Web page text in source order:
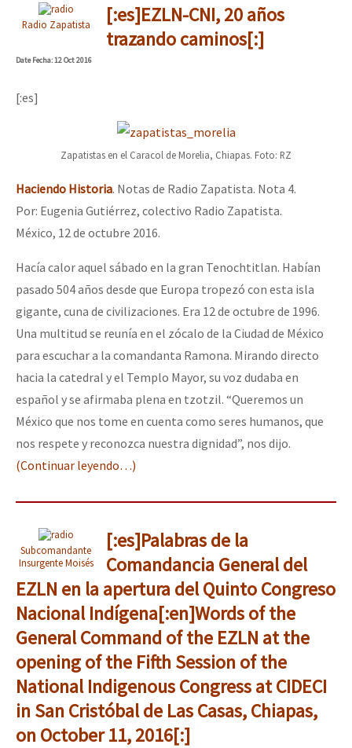
Radio Zapatista
[:es]EZLN-CNI, 20 años
trazando caminos[:]
DateFecha: 12 Oct 2016
[:es]
Zapatistas en el Caracol de Morelia, Chiapas. Foto: RZ
Haciendo Historia. Notas de Radio Zapatista. Nota 4.
Por: Eugenia Gutiérrez, colectivo Radio Zapatista.
México, 12 de octubre 2016.
Hacía calor aquel sábado en la gran Tenochtitlan. Habían
pasado 504 años desde que Europa tropezó con esta isla
gigante, cuna de civilizaciones. Era 12 de octubre de 1996.
Una multitud se reunía en el zócalo de la Ciudad de México
para escuchar a la comandanta Ramona. Mirando directo
hacia la catedral y el Templo Mayor, su voz dudaba en
español y se afirmaba plena en tzotzil. “Queremos un
México que nos tome en cuenta como seres humanos, que
nos respete y reconozca nuestra dignidad”, nos dijo.
(Continuar leyendo…)
Subcomandante
Insurgente Moisés
[:es]Palabras de la
Comandancia General del
EZLN en la apertura del Quinto Congreso
Nacional Indígena[:en]Words of the
General Command of the EZLN at the
opening of the Fifth Session of the
National Indigenous Congress at CIDECI
in San Cristóbal de Las Casas, Chiapas,
on October 11, 2016[:]